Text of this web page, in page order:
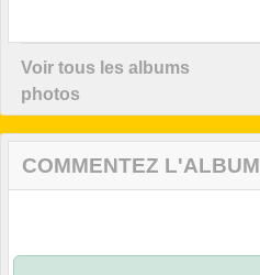
Voir tous les albums
photos
COMMENTEZ L'ALBUM